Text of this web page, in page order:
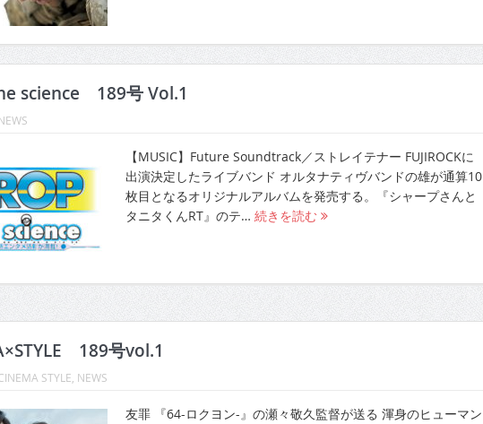
science 189号 Vol.1
【MUSIC】Future Soundtrack／ストレイテナー FUJIROCKに
出演決定したライブバンド オルタナティヴバンドの雄が通算10
枚目となるオリジナルアルバムを発売する。『シャープさんと
タニタくんRT』のテ… 続きを読む
189号vol.1
STYLE NEWS
友罪 『64-ロクヨン-』の瀬々敬久監督が送る 渾身のヒューマン